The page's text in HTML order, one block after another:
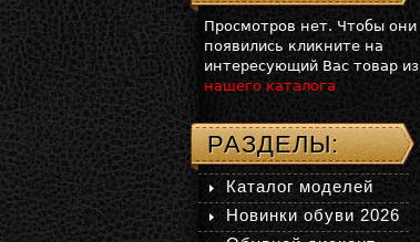
Просмотров нет. Чтобы они
появились кликните на
интересующий Вас товар из
нашего каталога
РАЗДЕЛЫ:
Каталог моделей
Новинки обуви 2026